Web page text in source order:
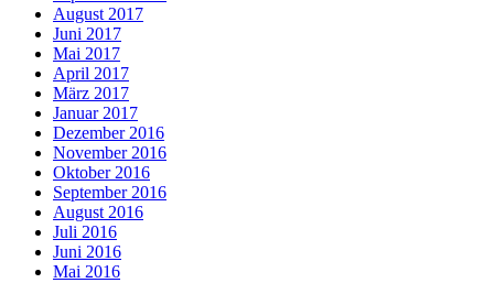
August 2017
Juni 2017
Mai 2017
April 2017
März 2017
Januar 2017
Dezember 2016
November 2016
Oktober 2016
September 2016
August 2016
Juli 2016
Juni 2016
Mai 2016